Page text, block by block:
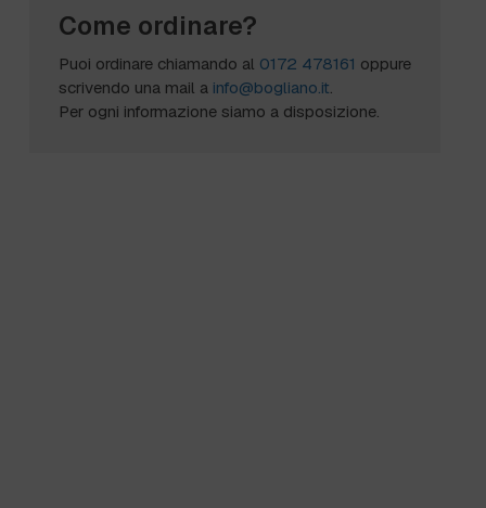
Come ordinare?
Puoi ordinare chiamando al 0172 478161 oppure
scrivendo una mail a info@bogliano.it.
Per ogni informazione siamo a disposizione.